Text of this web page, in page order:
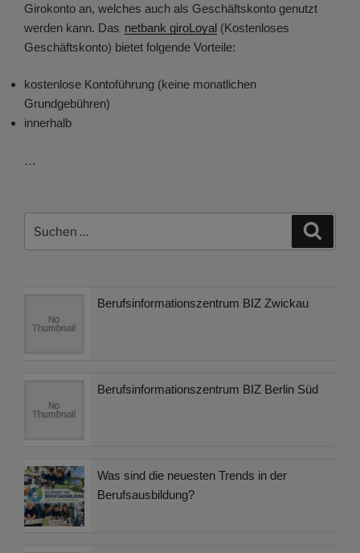
Girokonto an, welches auch als Geschäftskonto genutzt
werden kann. Das netbank giroLoyal (Kostenloses
Geschäftskonto) bietet folgende Vorteile:
kostenlose Kontoführung (keine monatlichen
Grundgebühren)
innerhalb
…
nach:
Berufsinformationszentrum BIZ Zwickau
Berufsinformationszentrum BIZ Berlin Süd
Was sind die neuesten Trends in der
Berufsausbildung?